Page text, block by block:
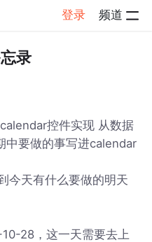
登录 频道
情
录
控件实现 从数据
中要做的事写进calendar
今天有什么要做的明天
28，这一天需要去上